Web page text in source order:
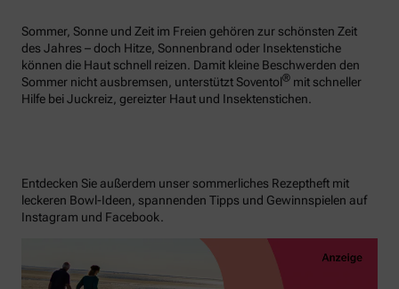
Sommer, Sonne und Zeit im Freien gehören zur schönsten Zeit
des Jahres – doch Hitze, Sonnenbrand oder Insektenstiche
können die Haut schnell reizen. Damit kleine Beschwerden den
Sommer nicht ausbremsen, unterstützt Soventol® mit schneller
Hilfe bei Juckreiz, gereizter Haut und Insektenstichen.
Entdecken Sie außerdem unser sommerliches Rezeptheft mit
leckeren Bowl-Ideen, spannenden Tipps und Gewinnspielen auf
Instagram und Facebook.